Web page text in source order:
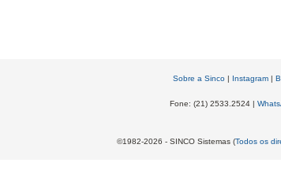
Sobre a Sinco| Instagram|
Fone: (21) 2533.2524 |
©1982-2026 - SINCO Sistemas (Todos os